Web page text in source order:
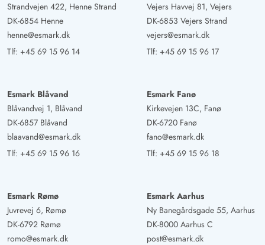
Strandvejen 422, Henne Strand
DK-6854 Henne
henne@esmark.dk
Tlf: +45 69 15 96 14
Vejers Havvej 81, Vejers
DK-6853 Vejers Strand
vejers@esmark.dk
Tlf: +45 69 15 96 17
Esmark Blåvand
Blåvandvej 1, Blåvand
DK-6857 Blåvand
blaavand@esmark.dk
Tlf: +45 69 15 96 16
Esmark Fanø
Kirkevejen 13C, Fanø
DK-6720 Fanø
fano@esmark.dk
Tlf: +45 69 15 96 18
Esmark Rømø
Juvrevej 6, Rømø
DK-6792 Rømø
romo@esmark.dk
Esmark Aarhus
Ny Banegårdsgade 55, Aarhus
DK-8000 Aarhus C
post@esmark.dk